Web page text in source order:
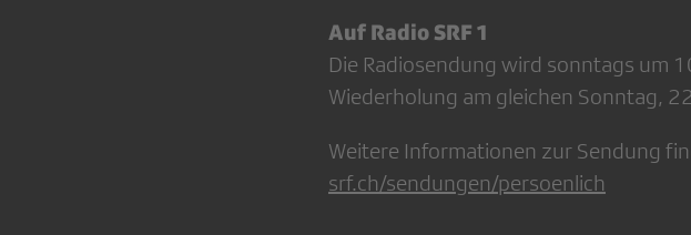
Auf Radio SRF 1
Die Radiosendung wird sonntags um
Wiederholung am gleichen Sonntag,
Weitere Informationen zur Sendung
srf.ch/sendungen/persoenlich